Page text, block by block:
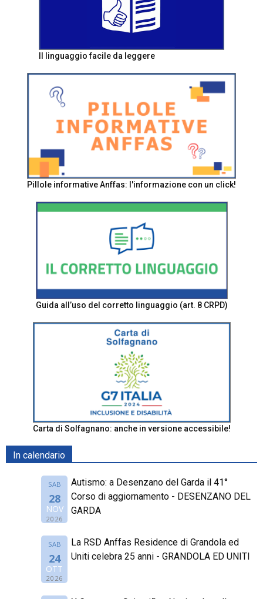
Il linguaggio facile da leggere
Pillole informative Anffas: l'informazione con un click!
Guida all’uso del corretto linguaggio (art. 8 CRPD)
Carta di Solfagnano: anche in versione accessibile!
In calendario
SAB
28
NOV
2026
Autismo: a Desenzano del Garda il 41°
Corso di aggiornamento - DESENZANO DEL
GARDA
SAB
24
OTT
2026
La RSD Anffas Residence di Grandola ed
Uniti celebra 25 anni - GRANDOLA ED UNITI